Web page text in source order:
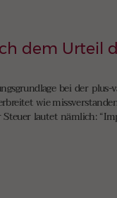
dem Urteil
bei der plus-
wie
lautet nämlich: